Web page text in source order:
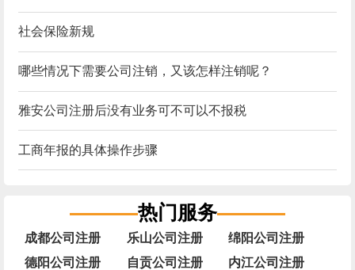
社会保险新规
哪些情况下需要公司注销，又该怎样注销呢？
雅安公司注册后没有业务可不可以不报税
工商年报的具体操作步骤
热门服务
成都公司注册 乐山公司注册
绵阳公司注册
德阳公司注册
自贡公司注册
内江公司注册